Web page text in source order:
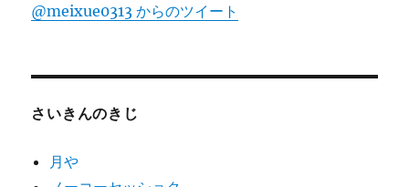
@meixue0313 からのツイート
さいきんのきじ
月や